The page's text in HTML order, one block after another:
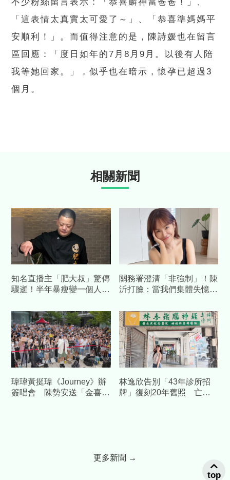
「這表情太真實太可愛了～」、「恭喜準媽媽平
安順利！」。而值得注意的是，陳詩媛也在留言
區回應：「度日如年的7月8月9月。以後有人陪
我等她回家。」，似乎也在暗示，懷孕已超過3
個月。
相關新聞
知名直播主「肥大叔」驚傳
驟逝！半年暴瘦變一個人
噩耗
關務署澄清「非強制」！陳
沂打臉：當我們集體失憶？
瑋瑋黃挺瑋《Journey》辦
簽唱會 陳勢安送「金喜」
林逸欣告別「43年診所招
牌」復刻20年舊照 亡父
更多新聞 →
top